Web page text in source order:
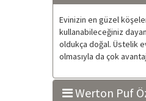
Evinizin en güzel
kullanabileceğiniz
oldukça doğal. Üstelik
olmasıyla da çok
Werton Puf